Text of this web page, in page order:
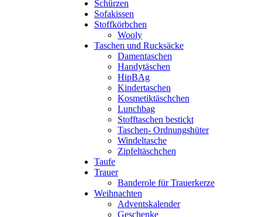
Schürzen
Sofakissen
Stoffkörbchen
Wooly
Taschen und Rucksäcke
Damentaschen
Handytäschen
HipBAg
Kindertaschen
Kosmetiktäschchen
Lunchbag
Stofftaschen bestickt
Taschen- Ordnungshüter
Windeltasche
Zipfeltäschchen
Taufe
Trauer
Banderole für Trauerkerze
Weihnachten
Adventskalender
Geschenke